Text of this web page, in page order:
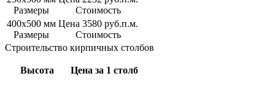
Размеры
Стоимость
400х500 мм
Размеры
Цена 3580 руб.п.м.
Стоимость
Строительство кирпичных столбов
Высота Цена за 1 столб